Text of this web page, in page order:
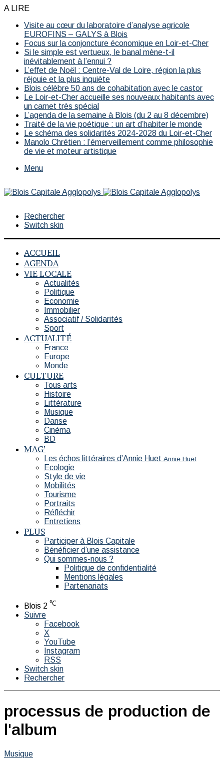
A LIRE
Visite au cœur du laboratoire d’analyse agricole
EUROFINS – GALYS à Blois
Focus sur la conjoncture économique en Loir-et-Cher
Si le simple est vertueux, le banal mène-t-il
inévitablement à l’ennui ?
L’effet de Noël : Centre-Val de Loire, région la plus
réjouie et la plus inquiète
Blois célèbre 50 ans de cohabitation avec le castor
Le Loir-et-Cher accueille ses nouveaux habitants avec
un carnet très spécial
L’agenda de la semaine à Blois (du 2 au 8 décembre)
Traité de la vie poétique : un art d’habiter le monde
Le schéma des solidarités 2024-2028 du Loir-et-Cher
Manolo Chrétien : l’émerveillement comme philosophie
de vie et moteur artistique
Menu
Rechercher
Switch skin
ACCUEIL
AGENDA
VIE LOCALE
Actualités
Politique
Economie
Immobilier
Associatif / Solidarités
Sport
ACTUALITÉ
France
Europe
Monde
CULTURE
Tous arts
Histoire
Littérature
Musique
Danse
Cinéma
BD
MAG’
Les échos littéraires d’Annie Huet Annie Huet
Ecologie
Style de vie
Mobilités
Tourisme
Portraits
Réfléchir
Entretiens
PLUS
Participer à Blois Capitale
Bénéficier d’une assistance
Qui sommes-nous ?
Politique de confidentialité
Mentions légales
Partenariats
Blois 2 ℃
Suivre
Facebook
X
YouTube
Instagram
RSS
Switch skin
Rechercher
processus de production de
l'album
Musique